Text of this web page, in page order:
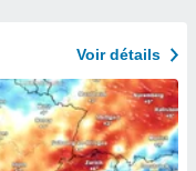
Voir détails